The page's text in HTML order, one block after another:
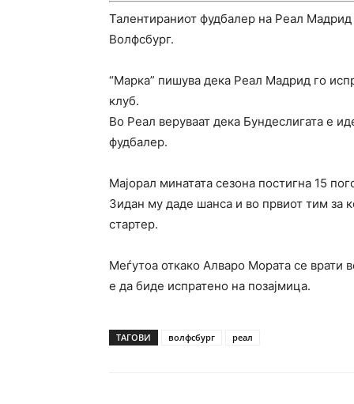
Талентираниот фудбалер на Реал Мадрид
Волфсбург.
“Марка” пишува дека Реал Мадрид го
клуб.
Во Реал веруваат дека Бундеслигата е
фудбалер.
Мајорал минатата сезона постигна 15
Зидан му даде шанса и во првиот тим за
стартер.
Меѓутоа откако Алваро Мората се
е да биде испратено на позајмица.
ТАГОВИ волфсбург реал